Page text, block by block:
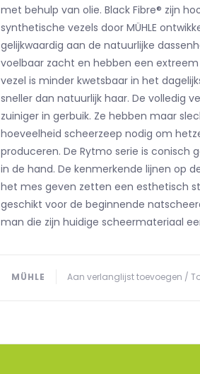
met behulp van olie. Black Fibre® zijn
synthetische vezels door MÜHLE
gelijkwaardig aan de natuurlijke
voelbaar zacht en hebben een
vezel is minder kwetsbaar in het
sneller dan natuurlijk haar. De volledig
zuiniger in gerbuik. Ze hebben maar
hoeveelheid scheerzeep nodig om
produceren. De Rytmo serie is conisch
in de hand. De kenmerkende lijnen op
het mes geven zetten een esthetisch
geschikt voor de beginnende
man die zijn huidige scheermateriaal
Aan verlanglijst toevoegen /
MÜHLE